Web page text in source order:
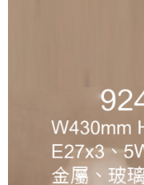
３．未成年的使用者請事先
「AFTEE先享後付」，若未
４．使用「AFTEE先享後付
時審查核予不同之上限額度
請求用戶進行身份認證。
５．嚴禁一人註冊多個帳號